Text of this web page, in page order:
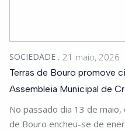
SOCIEDADE 21 maio, 2026
Terras de Bouro promove
Assembleia Municipal de
No passado dia 13 de
de Bouro encheu-se de